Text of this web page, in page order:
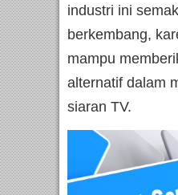
industri ini
berkembang,
mampu
alternatif dalam
siaran TV.